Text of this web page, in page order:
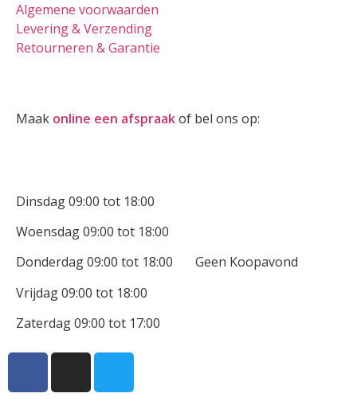
Algemene voorwaarden
Levering & Verzending
Retourneren & Garantie
Maak online een afspraakof bel ons op:
Dinsdag 09:00 tot 18:00
Woensdag 09:00 tot 18:00
Donderdag 09:00 tot 18:00 Geen Koopavond
Vrijdag 09:00 tot 18:00
Zaterdag 09:00 tot 17:00